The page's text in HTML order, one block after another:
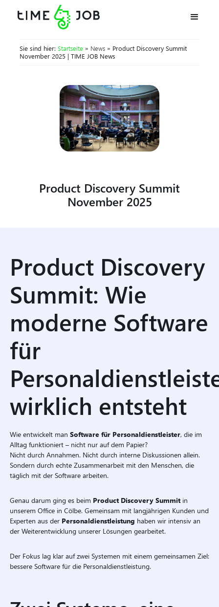
Sie sind hier: Startseite » News » Product Discovery Summit
November 2025 | TIME JOB News
Product Discovery Summit
November 2025
Product Discovery
Summit: Wie
moderne Software
für
wirklich entsteht
Wie entwickelt man Software für Personaldienstleister, die im
Alltag funktioniert – nicht nur auf dem Papier?
Nicht durch Annahmen. Nicht durch interne Diskussionen allein.
Sondern durch echte Zusammenarbeit mit den Menschen, die
täglich mit der Software arbeiten.
Genau darum ging es beim Product Discovery Summitin
unserem Office in Cölbe. Gemeinsam mit langjährigen Kunden und
Experten aus der Personaldienstleistung haben wir intensiv an
der Weiterentwicklung unserer Lösungen gearbeitet.
Der Fokus lag klar auf zwei Systemen mit einem gemeinsamen Ziel:
bessere Software für die Personaldienstleistung.